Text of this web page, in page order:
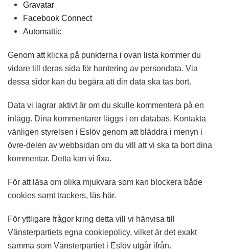
Gravatar
Facebook Connect
Automattic
Genom att klicka på punkterna i ovan lista kommer du
vidare till deras sida för hantering av persondata. Via
dessa sidor kan du begära att din data ska tas bort.
Data vi lagrar aktivt är om du skulle kommentera på en
inlägg. Dina kommentarer läggs i en databas. Kontakta
vänligen styrelsen i Eslöv genom att bläddra i menyn i
övre-delen av webbsidan om du vill att vi ska ta bort dina
kommentar. Detta kan vi fixa.
För att läsa om olika mjukvara som kan blockera både
cookies samt trackers, läs här.
För yttligare frågor kring detta vill vi hänvisa till
Vänsterpartiets egna cookiepolicy, vilket är det exakt
samma som Vänsterpartiet i Eslöv utgår ifrån.